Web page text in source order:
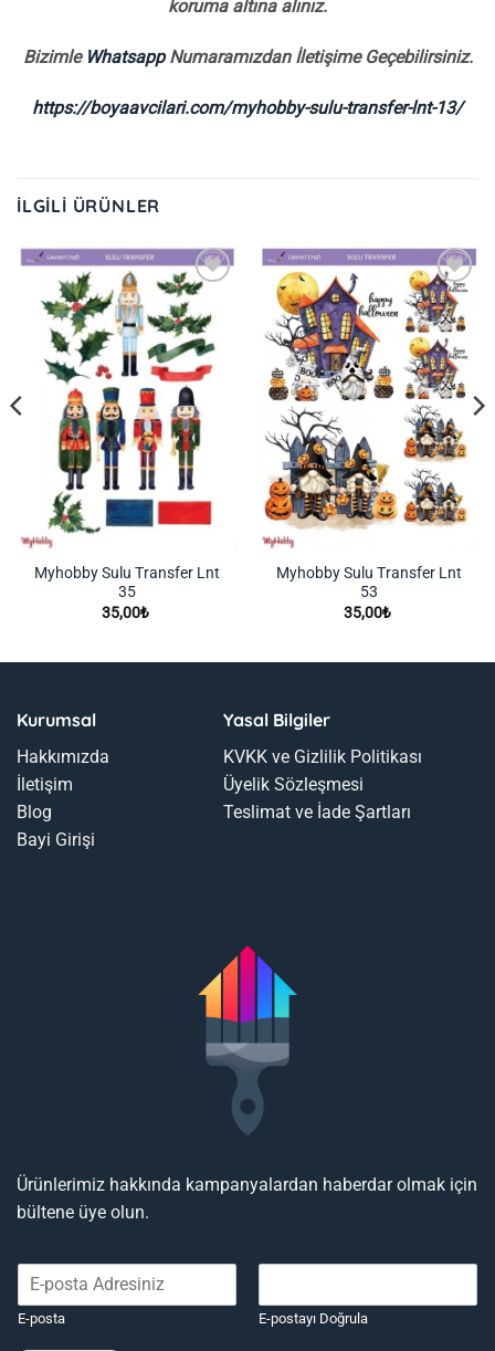
koruma altına alınız.
Bizimle WhatsappNumaramızdan İletişime Geçebilirsiniz.
https://boyaavcilari.com/myhobby-sulu-transfer-lnt-13/
İLGILI ÜRÜNLER
İstek
Listeme
Ekle
Myhobby Sulu Transfer Lnt
35
35,00₺
İstek
Listeme
Ekle
Myhobby Sulu Transfer Lnt
53
35,00₺
Kurumsal
Hakkımızda
İletişim
Blog
Bayi Girişi
Yasal Bilgiler
KVKK ve Gizlilik Politikası
Üyelik Sözleşmesi
Teslimat ve İade Şartları
Ürünlerimiz hakkında kampanyalardan haberdar olmak için
bültene üye olun.
E-posta E-postayı Doğrula